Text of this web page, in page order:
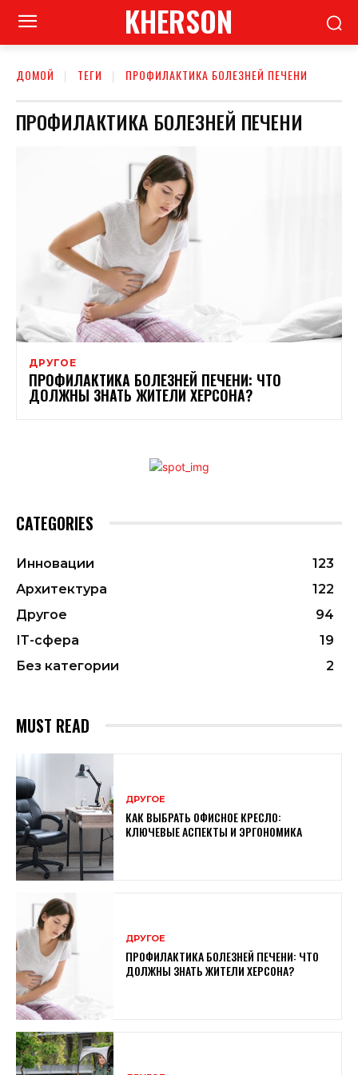
KHERSON
ДОМОЙ ТЕГИ ПРОФИЛАКТИКА БОЛЕЗНЕЙ ПЕЧЕНИ
ПРОФИЛАКТИКА БОЛЕЗНЕЙ ПЕЧЕНИ
ДРУГОЕ
ПРОФИЛАКТИКА БОЛЕЗНЕЙ ПЕЧЕНИ: ЧТО
ДОЛЖНЫ ЗНАТЬ ЖИТЕЛИ ХЕРСОНА?
CATEGORIES
Инновации
123
Архитектура
122
Другое
94
ІТ-сфера
19
Без категории
2
MUST READ
ДРУГОЕ
КАК ВЫБРАТЬ ОФИСНОЕ КРЕСЛО:
КЛЮЧЕВЫЕ АСПЕКТЫ И ЭРГОНОМИКА
ДРУГОЕ
ПРОФИЛАКТИКА БОЛЕЗНЕЙ ПЕЧЕНИ: ЧТО
ДОЛЖНЫ ЗНАТЬ ЖИТЕЛИ ХЕРСОНА?